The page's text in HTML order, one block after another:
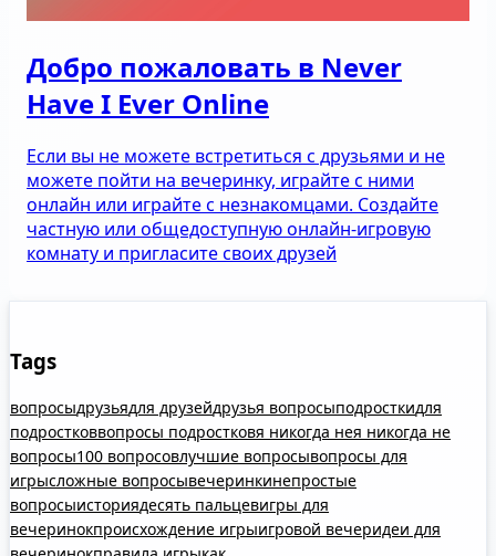
Добро пожаловать в Never
Have I Ever Online
Если вы не можете встретиться с друзьями и не
можете пойти на вечеринку, играйте с ними
онлайн или играйте с незнакомцами. Создайте
частную или общедоступную онлайн-игровую
комнату и пригласите своих друзей
Tags
вопросыдрузьядля друзейдрузья вопросыподросткидля
подростковвопросы подростковя никогда нея никогда не
вопросы100 вопросовлучшие вопросывопросы для
игрысложные вопросывечеринкинепростые
вопросыисториядесять пальцевигры для
вечеринокпроисхождение игрыигровой вечеридеи для